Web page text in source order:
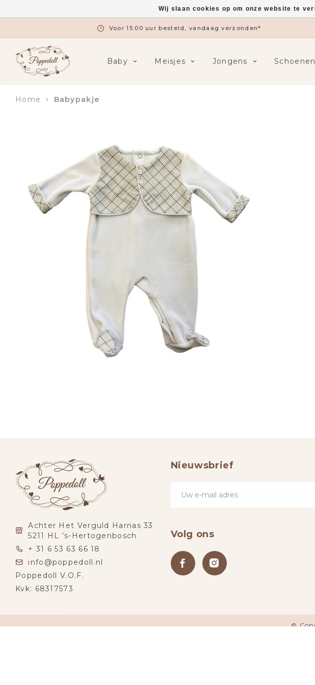
Voor 15:00 uur besteld, vandaag verzonden*
Baby Meisjes Jongens Schoenen
Home Babypakje
Achter Het Verguld Harnas 33
5211 HL 's-Hertogenbosch
+ 31 6 53 63 66 18
info@poppedoll.nl
Poppedoll V.O.F.
Kvk: 68317573
Nieuwsbrief
Volg ons
©
Wij slaan cookies op om onze website te